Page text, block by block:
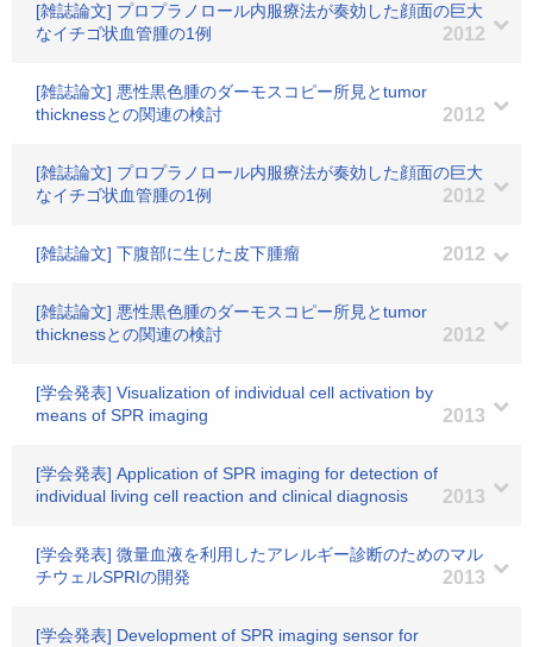
[雑誌論文] プロプラノロール内服療法が奏効した顔面の巨大
なイチゴ状血管腫の1例
2012
[雑誌論文] 悪性黒色腫のダーモスコピー所見とtumor
thicknessとの関連の検討
2012
[雑誌論文] プロプラノロール内服療法が奏効した顔面の巨大
なイチゴ状血管腫の1例
2012
[雑誌論文] 下腹部に生じた皮下腫瘤 2012
[雑誌論文] 悪性黒色腫のダーモスコピー所見とtumor
thicknessとの関連の検討
2012
[学会発表] Visualization of individual cell activation by
means of SPR imaging
2013
[学会発表] Application of SPR imaging for detection of
individual living cell reaction and clinical diagnosis
2013
[学会発表] 微量血液を利用したアレルギー診断のためのマル
チウェルSPRIの開発
2013
[学会発表] Development of SPR imaging sensor for